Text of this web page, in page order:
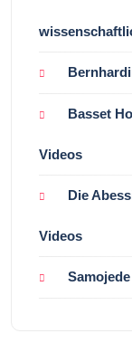
Basset
Videos
Die
Videos